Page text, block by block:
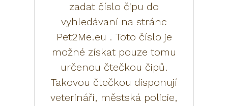
zadat číslo čipu do
vyhledávaní na stránc
Pet2Me.eu . Toto číslo je
možné získat pouze tomu
určenou čtečkou čipů.
Takovou čtečkou disponují
veterináři, městská policie,